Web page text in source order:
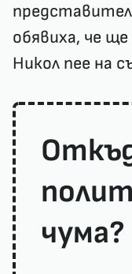
обявиха, че
Никол пее на
чума?